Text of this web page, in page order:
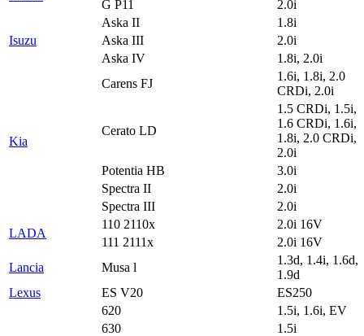
G P11
2.0i
Isuzu
Aska II
1.8i
Aska III
2.0i
Aska IV
1.8i, 2.0i
Kia
Carens FJ
1.6i, 1.8i, 2.0
CRDi, 2.0i
Cerato LD
1.5 CRDi, 1.5i,
1.6 CRDi, 1.6i,
1.8i, 2.0 CRDi,
2.0i
Potentia HB
3.0i
Spectra II
2.0i
Spectra III
2.0i
LADA
110 2110x
2.0i 16V
111 2111x
2.0i 16V
Lancia
Musa l
1.3d, 1.4i, 1.6d,
1.9d
Lexus
ES V20 ES250
620
1.5i, 1.6i, EV
630
1.5i